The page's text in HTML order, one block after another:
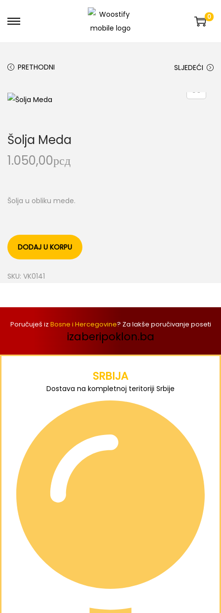
0
PRETHODNI SLJEDEĆI
Šolja Meda
1.050,00рсд
Šolja u obliku mede.
DODAJ U KORPU
SKU: VK0141
Poručuješ iz Bosne i Hercegovine? Za lakše poručivanje poseti
izaberipoklon.ba
SRBIJA
Dostava na kompletnoj teritoriji Srbije